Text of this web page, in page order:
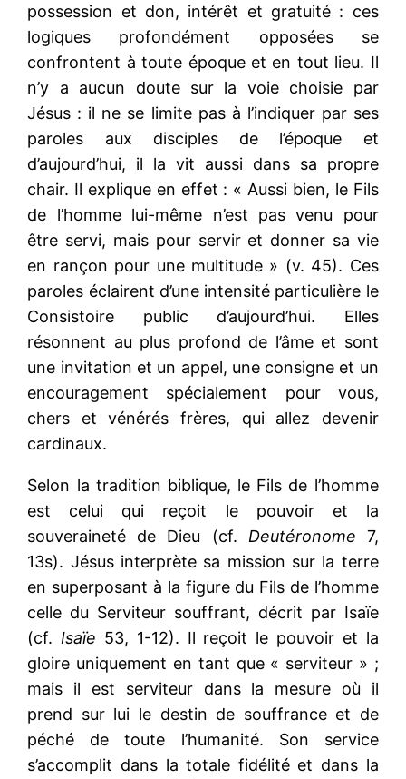
possession et don, intérêt et gratuité : ces
logiques profondément opposées se
confrontent à toute époque et en tout lieu. Il
n’y a aucun doute sur la voie choisie par
Jésus : il ne se limite pas à l’indiquer par ses
paroles aux disciples de l’époque et
d’aujourd’hui, il la vit aussi dans sa propre
chair. Il explique en effet : « Aussi bien, le Fils
de l’homme lui-même n’est pas venu pour
être servi, mais pour servir et donner sa vie
en rançon pour une multitude » (v. 45). Ces
paroles éclairent d’une intensité particulière le
Consistoire public d’aujourd’hui. Elles
résonnent au plus profond de l’âme et sont
une invitation et un appel, une consigne et un
encouragement spécialement pour vous,
chers et vénérés frères, qui allez devenir
cardinaux.
Selon la tradition biblique, le Fils de l’homme
est celui qui reçoit le pouvoir et la
souveraineté de Dieu (cf. Deutéronome 7,
13s). Jésus interprète sa mission sur la terre
en superposant à la figure du Fils de l’homme
celle du Serviteur souffrant, décrit par Isaïe
(cf. Isaïe 53, 1-12). Il reçoit le pouvoir et la
gloire uniquement en tant que « serviteur » ;
mais il est serviteur dans la mesure où il
prend sur lui le destin de souffrance et de
péché de toute l’humanité. Son service
s’accomplit dans la totale fidélité et dans la